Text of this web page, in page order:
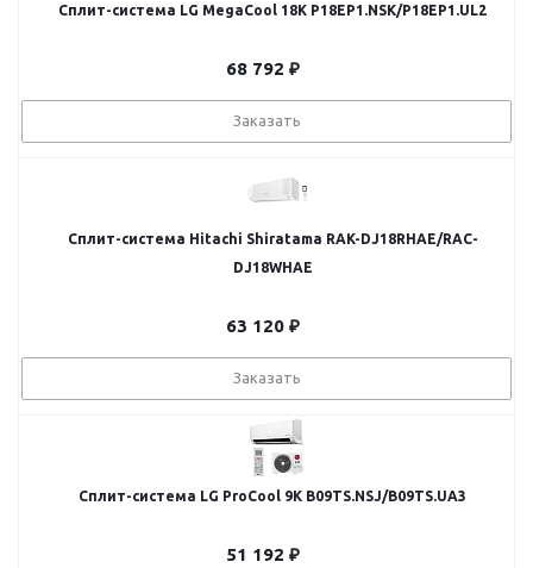
Сплит-система LG MegaCool 18K P18EP1.NSK/P18EP1.UL2
68 792 ₽
Заказать
Сплит-система Hitachi Shiratama RAK-DJ18RHAE/RAC-
DJ18WHAE
63 120₽
Заказать
Сплит-система LG ProCool 9K B09TS.NSJ/B09TS.UA3
51 192 ₽